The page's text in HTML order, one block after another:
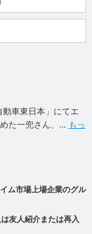
車東日本」にてエ
た一兜さん、
もっ
ム市場上場企業のグル
友人紹介または再入